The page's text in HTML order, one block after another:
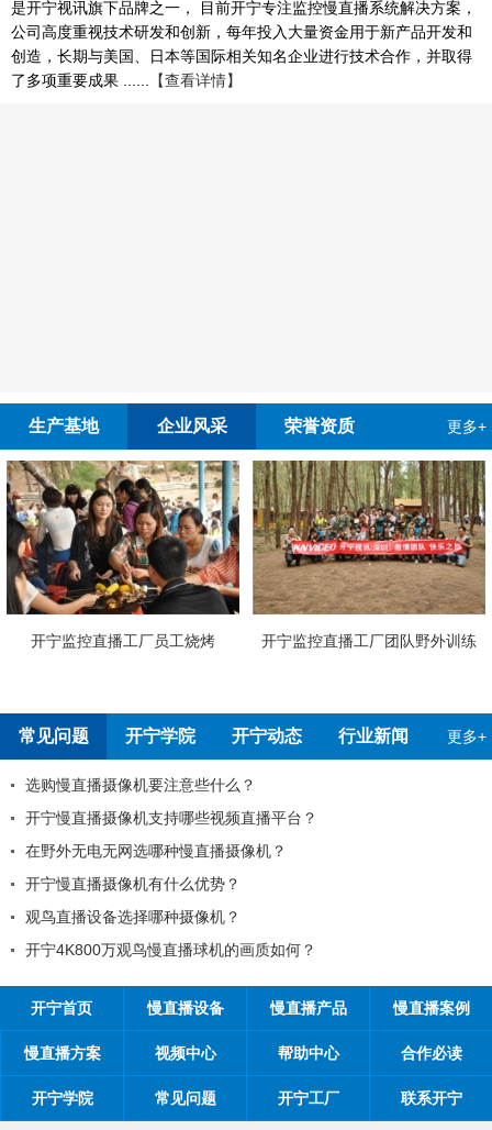
是开宁视讯旗下品牌之一， 目前开宁专注监控慢直播系统解决方案，
公司高度重视技术研发和创新，每年投入大量资金用于新产品开发和
创造，长期与美国、日本等国际相关知名企业进行技术合作，并取得
了多项重要成果 ......
【查看详情】
生产基地 企业风采 荣誉资质 更多+
开宁监控直播工厂团队野外训练
常见问题 开宁学院 开宁动态 行业新闻 更多+
什么？
视频直播平台？
播摄像机？
势？
机？
机的画质如何？
开宁首页 慢直播设备 慢直播产品 慢直播案例
慢直播方案 视频中心 帮助中心 合作必读
开宁学院 常见问题 开宁工厂 联系开宁